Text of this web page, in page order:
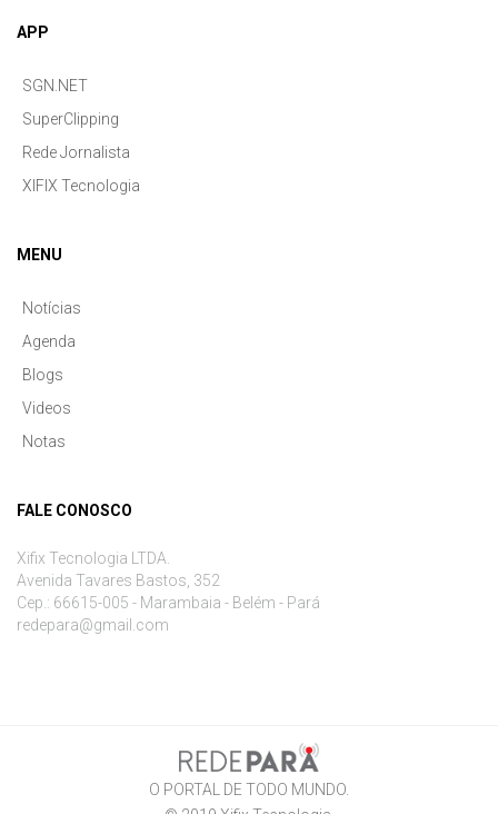
APP
SGN.NET
SuperClipping
Rede Jornalista
XIFIX Tecnologia
MENU
Notícias
Agenda
Blogs
Videos
Notas
FALE CONOSCO
Xifix Tecnologia LTDA.
Avenida Tavares Bastos, 352
Cep.: 66615-005 - Marambaia - Belém - Pará
redepara@gmail.com
O PORTAL DE TODO MUNDO.